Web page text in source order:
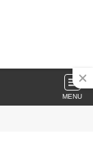
MENU